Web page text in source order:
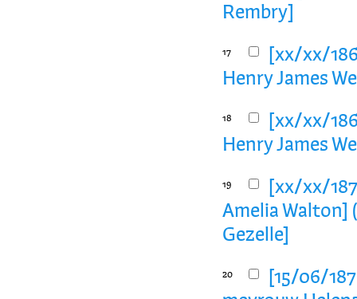
Rembry]
17
[xx/xx/
Henry James
18
[xx/xx/
Henry James
19
[xx/xx/
Amelia Walton]
Gezelle]
20
[15/06/